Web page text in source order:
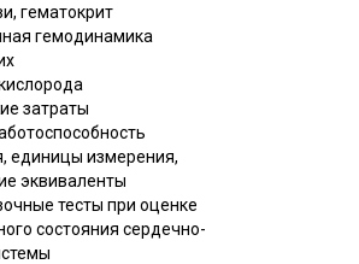
гематокрит
гемодинамика
затраты
единицы измерения,
эквиваленты
тесты при оценке
состояния сердечно-